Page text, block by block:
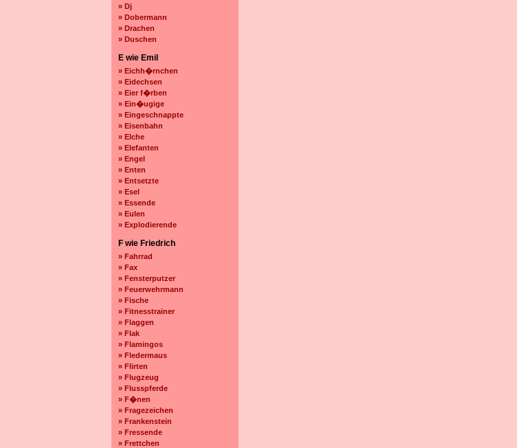
» Dj
» Dobermann
» Drachen
» Duschen
E wie Emil
» Eichh�rnchen
» Eidechsen
» Eier f�rben
» Ein�ugige
» Eingeschnappte
» Eisenbahn
» Elche
» Elefanten
» Engel
» Enten
» Entsetzte
» Esel
» Essende
» Eulen
» Explodierende
F wie Friedrich
» Fahrrad
» Fax
» Fensterputzer
» Feuerwehrmann
» Fische
» Fitnesstrainer
» Flaggen
» Flak
» Flamingos
» Fledermaus
» Flirten
» Flugzeug
» Flusspferde
» F�nen
» Fragezeichen
» Frankenstein
» Fressende
» Frettchen